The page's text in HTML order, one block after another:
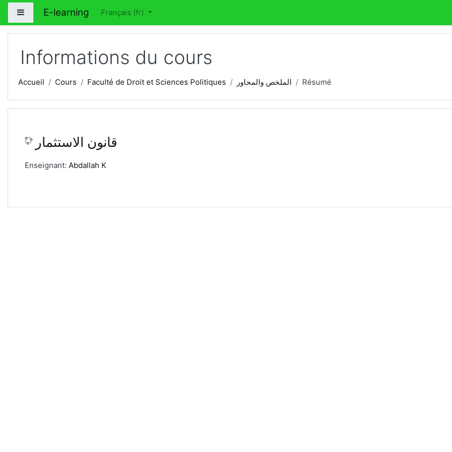
Passer au contenu principal
Panneau latéral
E-learning Français ‎(fr)‎
Informations du cours
Accueil Cours Faculté de Droit et Sciences Politiques الملخص والمحاور Résumé
قانون الاستثمار
Enseignant: Abdallah K